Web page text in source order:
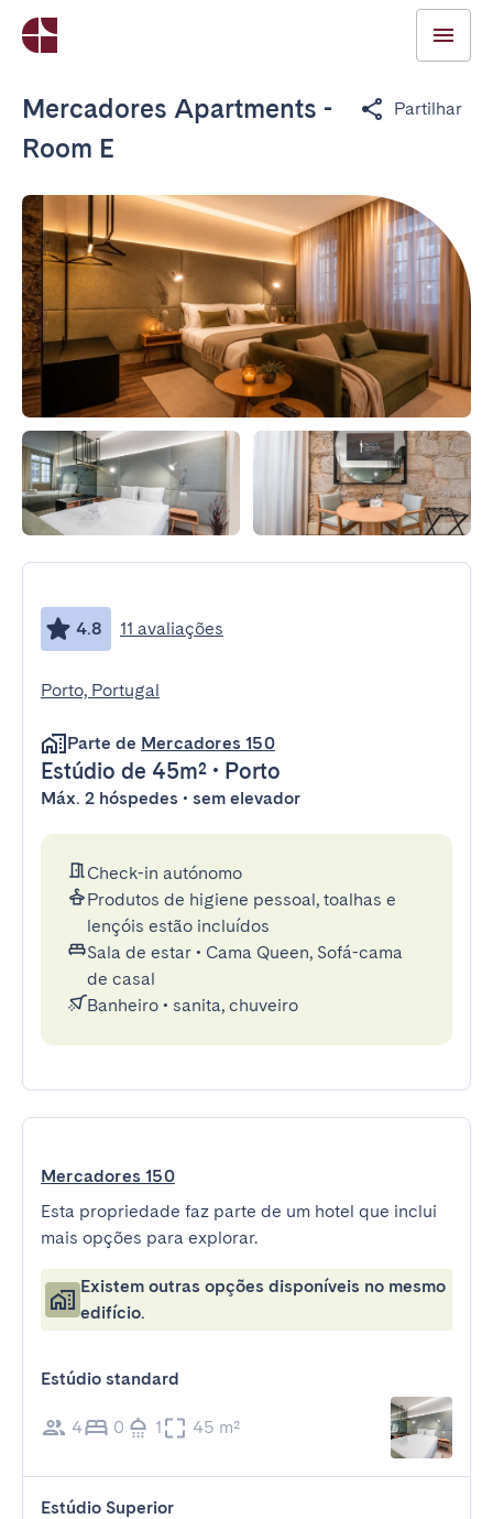
Mercadores Apartments -
Room E
Partilhar
4.8 11 avaliações
Porto, Portugal
Parte de Mercadores 150
Estúdio de 45m² • Porto
Máx. 2 hóspedes • sem elevador
Check-in autónomo
Produtos de higiene pessoal, toalhas e
lençóis estão incluídos
Sala de estar • Cama Queen, Sofá-cama
de casal
Banheiro • sanita, chuveiro
Mercadores 150
Esta propriedade faz parte de um hotel que inclui
mais opções para explorar.
Existem outras opções disponíveis no mesmo
edifício.
Estúdio standard
4 0 1 45 m²
Estúdio Superior